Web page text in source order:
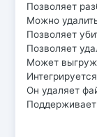
Позволяет
Можно
Позволяет
Позволяет
Может
Он удаляет